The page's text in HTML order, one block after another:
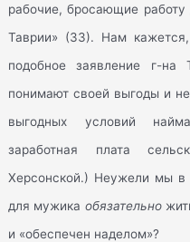
рабочие, бросающие
Таврии» (33). Нам
подобное заявление г-на
понимают своей выгоды и
выгодных условий
заработная плата
Херсонской.) Неужели мы
для мужика обязательно
и «обеспечен наделом»?